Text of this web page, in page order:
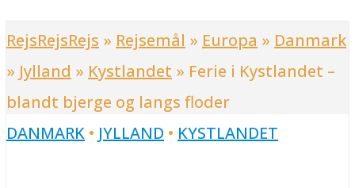
RejsRejsRejs » Rejsemål » Europa » Danmark
» Jylland » Kystlandet » Ferie i Kystlandet –
blandt bjerge og langs floder
DANMARK • JYLLAND • KYSTLANDET